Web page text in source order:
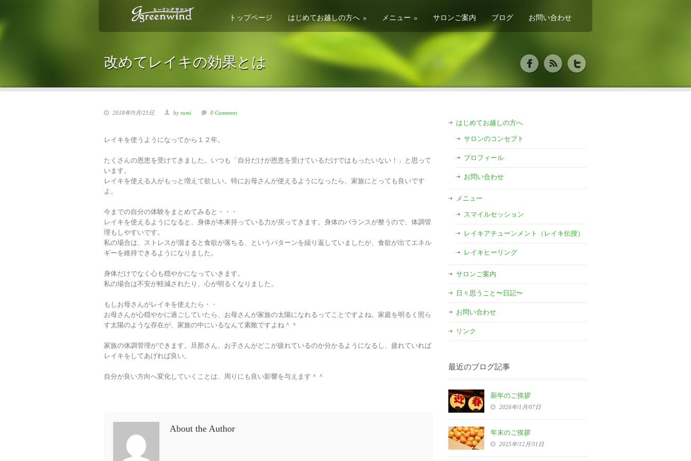
トップページ はじめてお越しの方へ » メニュー » サロンご案内 ブログ お問い合わせ
改めてレイキの効果とは
2018年/9月/23日 by rumi 0 Comment
レイキを使うようになってから１２年。
たくさんの恩恵を受けてきました。いつも「自分だけが恩恵を受けているだけではもったいない！」と思って
います。
レイキを使える人がもっと増えて欲しい。特にお母さんが使えるようになったら、家族にとっても良いです
よ。
今までの自分の体験をまとめてみると・・・
レイキを使えるようになると、身体が本来持っている力が戻ってきます。身体のバランスが整うので、体調管
理もしやすいです。
私の場合は、ストレスが溜まると食欲が落ちる、というパターンを繰り返していましたが、食欲が出てエネル
ギーを維持できるようになりました。
身体だけでなく心も穏やかになっていきます。
私の場合は不安が軽減されたり、心が明るくなりました。
もしお母さんがレイキを使えたら・・
お母さんが心穏やかに過ごしていたら、お母さんが家族の太陽になれるってことですよね。家庭を明るく照ら
す太陽のような存在が、家族の中にいるなんて素敵ですよね＾＾
家族の体調管理ができます。旦那さん、お子さんがどこが疲れているのか分かるようになるし、疲れていれば
レイキをしてあげれば良い。
自分が良い方向へ変化していくことは、周りにも良い影響を与えます＾＾
About the Author
はじめてお越しの方へ
サロンのコンセプト
プロフィール
お問い合わせ
メニュー
スマイルセッション
レイキアチューンメント（レイキ伝授）
レイキヒーリング
サロンご案内
日々思うこと〜日記〜
お問い合わせ
リンク
最近のブログ記事
新年のご挨拶
2026年/1月/07日
年末のご挨拶
2025年/12月/31日